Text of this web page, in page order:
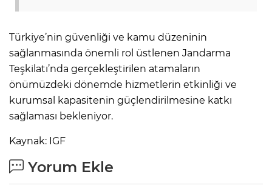
Türkiye’nin güvenliği ve kamu düzeninin
sağlanmasında önemli rol üstlenen Jandarma
Teşkilatı’nda gerçekleştirilen atamaların
önümüzdeki dönemde hizmetlerin etkinliği ve
kurumsal kapasitenin güçlendirilmesine katkı
sağlaması bekleniyor.
Kaynak: IGF
Yorum Ekle